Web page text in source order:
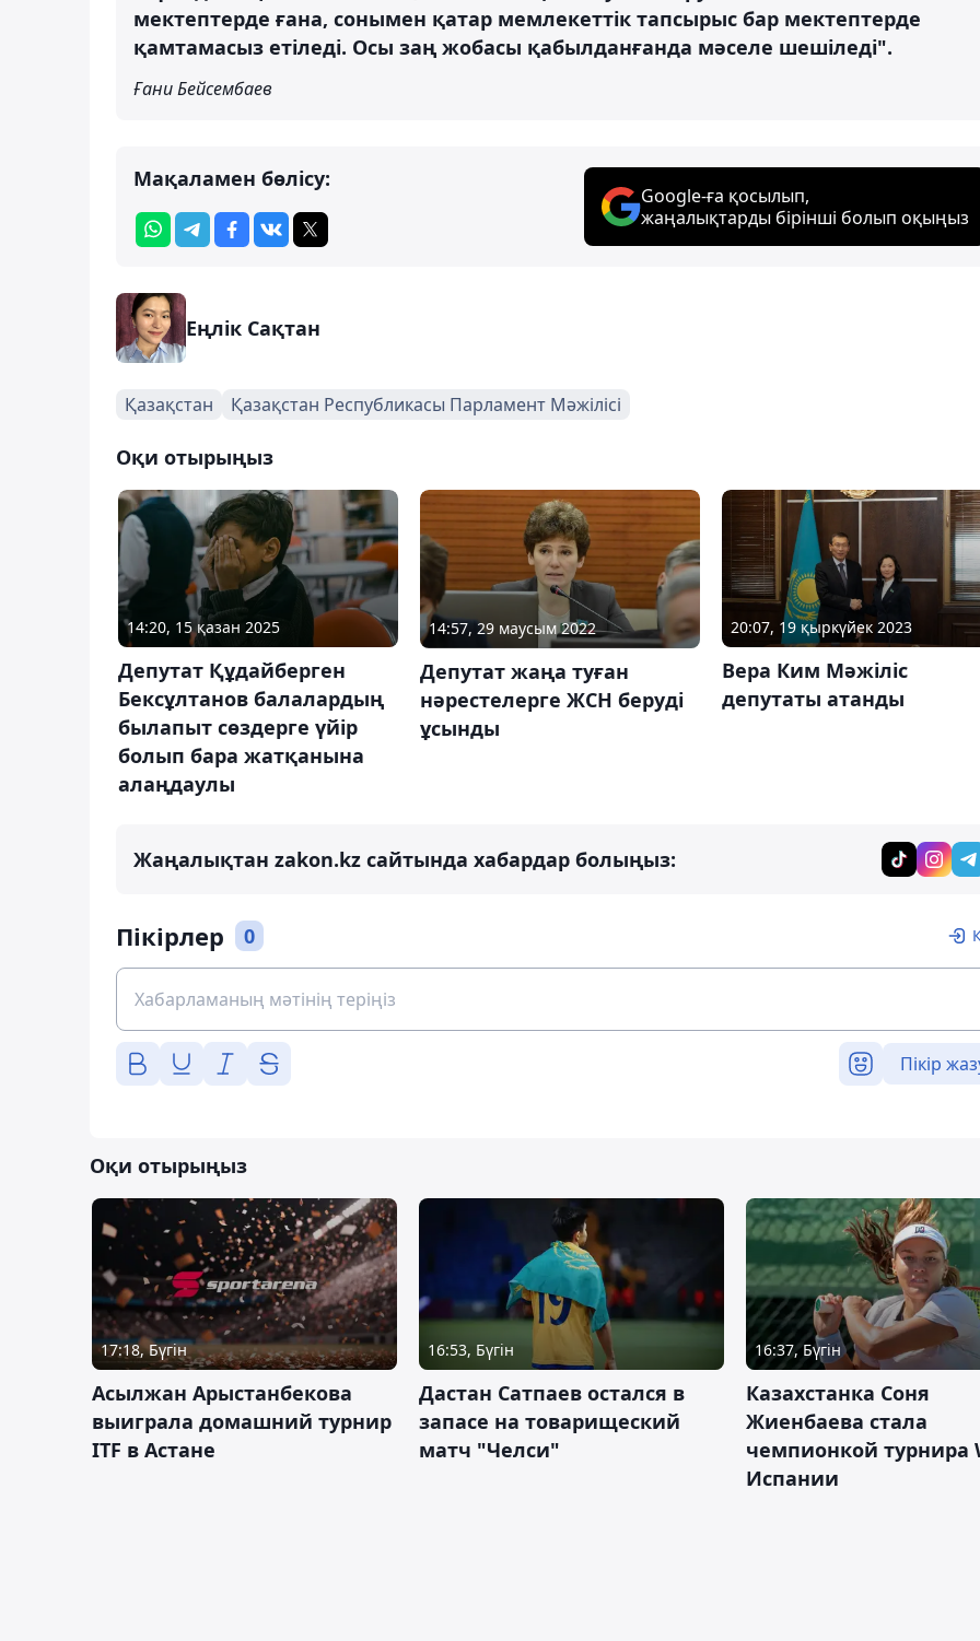
мектептерде ғана, сонымен қатар мемлекеттік тапсырыс бар мектептерде
қамтамасыз етіледі. Осы заң жобасы қабылданғанда мәселе шешіледі".
Ғани Бейсембаев
Мақаламен бөлісу:
Google-ға қосылып,
жаңалықтарды бірінші болып оқыңыз
Еңлік Сақтан
Қазақстан Қазақстан Республикасы Парламент Мәжілісі
Оқи отырыңыз
14:20, 15 қазан 2025
Депутат Құдайберген
Бексұлтанов балалардың
былапыт сөздерге үйір
болып бара жатқанына
алаңдаулы
14:57, 29 маусым 2022
Депутат жаңа туған
нәрестелерге ЖСН беруді
ұсынды
20:07, 19 қыркүйек 2023
Вера Ким Мәжіліс
депутаты атанды
Жаңалықтан zakon.kz сайтында хабардар болыңыз:
Пікірлер 0
Пікір
Оқи отырыңыз
17:18, Бүгін
Асылжан Арыстанбекова
выиграла домашний турнир
ITF в Астане
16:53, Бүгін
Дастан Сатпаев остался в
запасе на товарищеский
матч "Челси"
16:37, Бүгін
Казахстанка Соня
Жиенбаева стала
чемпионкой турнира
Испании